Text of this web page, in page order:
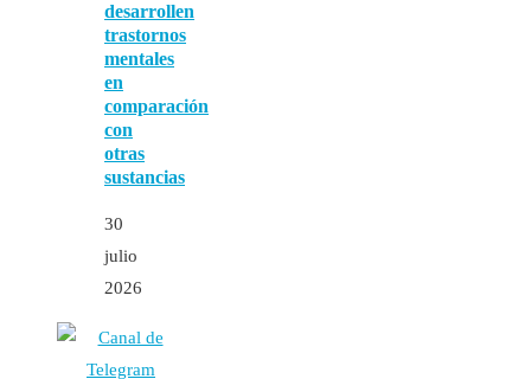
desarrollen
trastornos
mentales
en
comparación
con
otras
sustancias
30
julio
2026